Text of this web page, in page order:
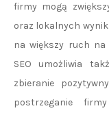
firmy mogą
oraz lokalnych
na większy ruch na
SEO umożliwia
zbieranie
postrzeganie